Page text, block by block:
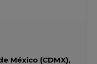
México (CDMX),